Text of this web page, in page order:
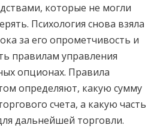
которые не могли
Психология снова взяла
за его опрометчивость и
правилам управления
опционах. Правила
определяют, какую сумму
счета, а какую часть
дальнейшей торговли.